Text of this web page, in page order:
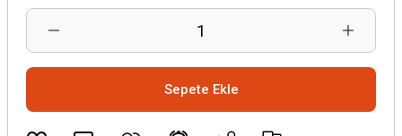
Sepete Ekle